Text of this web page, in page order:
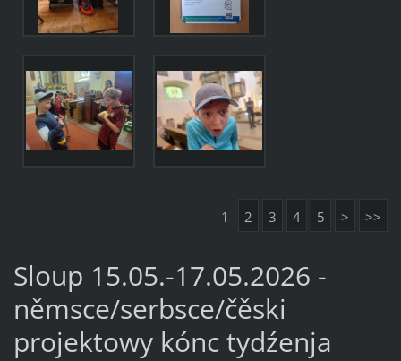
1 2 3 4 5 > >>
Sloup 15.05.-17.05.2026 -
němsce/serbsce/čěski
projektowy kónc tydźenja